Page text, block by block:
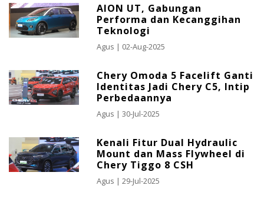
AION UT, Gabungan
Performa dan Kecanggihan
Teknologi
Agus | 02-Aug-2025
Chery Omoda 5 Facelift Ganti
Identitas Jadi Chery C5, Intip
Perbedaannya
Agus | 30-Jul-2025
Kenali Fitur Dual Hydraulic
Mount dan Mass Flywheel di
Chery Tiggo 8 CSH
Agus | 29-Jul-2025